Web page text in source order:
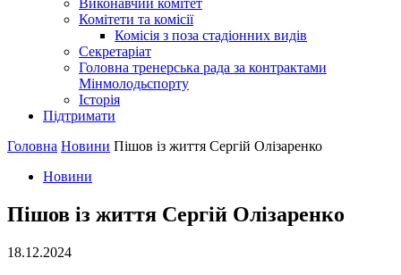
Комітети та комісії
Комісія з поза стадіонних видів
Секретаріат
Головна тренерська рада за контрактами
Мінмолодьспорту
Історія
Підтримати
Головна Новини Пішов із життя Сергій Олізаренко
Новини
Пішов із життя Сергій Олізаренко
18.12.2024